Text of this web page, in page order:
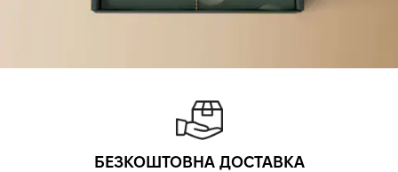
БЕЗКОШТОВНА ДОСТАВКА